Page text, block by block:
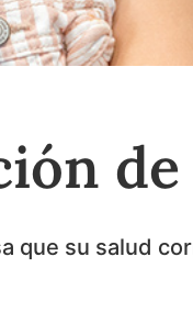
que su salud